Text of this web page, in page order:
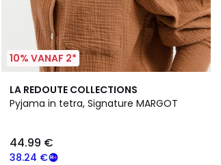
10% VANAF 2*
LA REDOUTE COLLECTIONS
Pyjama in tetra, Signature MARGOT
38.24 €
44.99 €
4.7
/ 5
4
Kleuren